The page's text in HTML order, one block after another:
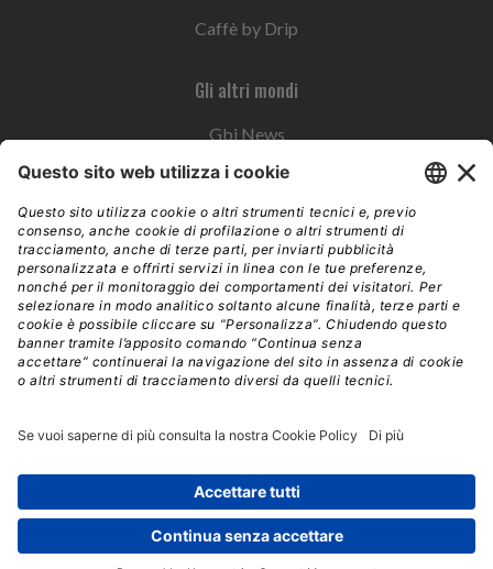
Caffè by Drip
Gli altri mondi
Gbi News
Instoremag
Esplora il gruppo
Edra Edizioni
Edizioni LSWR
LSWR Group
Mixer è un prodotto del network Edra Edizioni. Direzione, amministrazione,
redazione, pubblicità | © Copyright 2026 – Tutti i diritti riservati | Partita IVA e C.F.
14392510963